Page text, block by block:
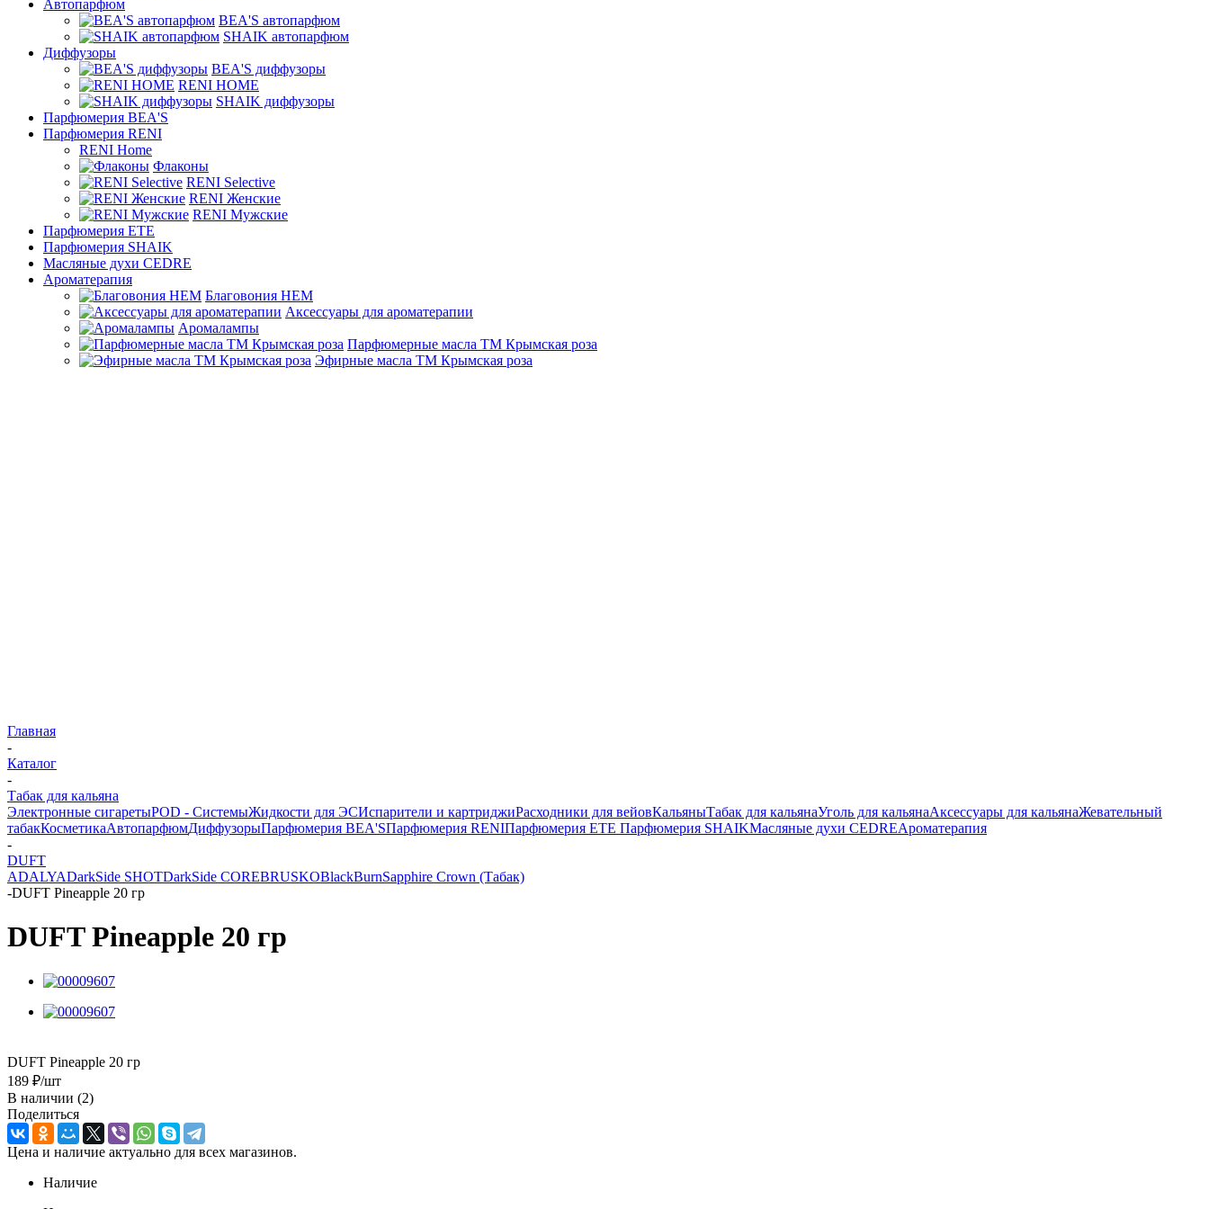
Автопарфюм
BEA'S автопарфюм
SHAIK автопарфюм
Диффузоры
BEA'S диффузоры
RENI HOME
SHAIK диффузоры
Парфюмерия BEA'S
Парфюмерия RENI
RENI Home
Флаконы
RENI Selective
RENI Женские
RENI Мужские
Парфюмерия ETE
Парфюмерия SHAIK
Масляные духи CEDRE
Ароматерапия
Благовония HEM
Аксессуары для ароматерапии
Аромалампы
Парфюмерные масла ТМ Крымская роза
Эфирные масла ТМ Крымская роза
Главная
-
Каталог
-
Табак для кальяна
Электронные сигаретыPOD - СистемыЖидкости для ЭСИспарители и картриджиРасходники для вейовКальяныТабак для кальянаУголь для кальянаАксессуары для кальянаЖевательный
табакКосметикаАвтопарфюмДиффузорыПарфюмерия BEA'SПарфюмерия RENIПарфюмерия ETE Парфюмерия SHAIKМасляные духи CEDREАроматерапия
-
DUFT
ADALYADarkSide SHOTDarkSide COREBRUSKOBlackBurnSapphire Crown (Табак)
-DUFT Pineapple 20 гр
DUFT Pineapple 20 гр
DUFT Pineapple 20 гр
189 ₽/шт
В наличии (2)
Поделиться
Цена и наличие актуально для всех магазинов.
Наличие